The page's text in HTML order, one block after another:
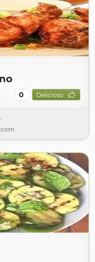
0 Delicioso